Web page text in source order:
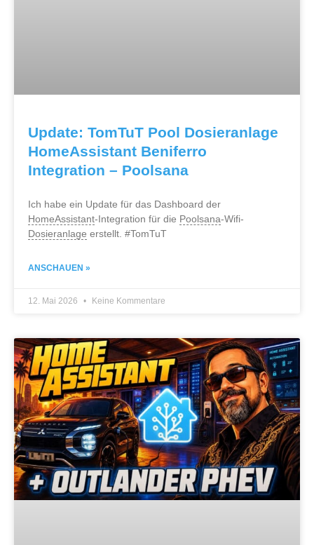
Update: TomTuT Pool Dosieranlage
HomeAssistant Beniferro
Integration – Poolsana
Ich habe ein Update für das Dashboard der
HomeAssistant-Integration für die Poolsana-Wifi-
Dosieranlage erstellt. #TomTuT
ANSCHAUEN »
12. Mai 2026 Keine Kommentare